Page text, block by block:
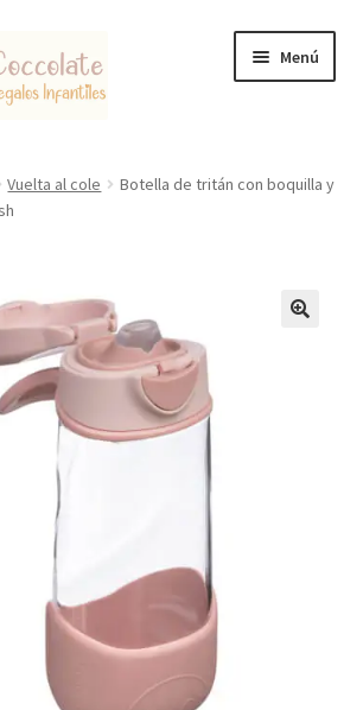
Menú
y Juguetería Educativa
Vuelta al cole
Botella de tritán con boquilla y